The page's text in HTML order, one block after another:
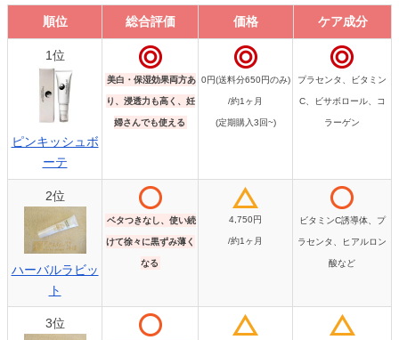
順位 総合評価 価格 ケア成分
順位 総合評価 価格 ケア成分
1位
ピンキッシュボ
ーテ
美白・保湿効果両方あ
り、浸透力も高く、妊
婦さんでも使える
0円(送料分650円のみ)
/約1ヶ月
(定期購入3回~)
プラセンタ、ビタミン
C、ビサボロール、コ
ラーゲン
2位
ハーバルラビッ
ト
ベタつきなし、使い続
けて徐々に黒ずみ薄く
なる
4,750円
/約1ヶ月
ビタミンC誘導体、プ
ラセンタ、ヒアルロン
酸など
3位